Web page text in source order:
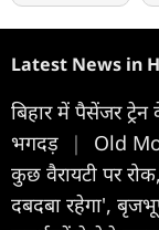
Latest News in
बिहार में पैसेंजर
भगदड़
|
Old
कुछ वैरायटी पर
दबदबा रहेगा',